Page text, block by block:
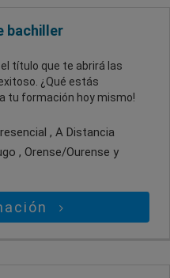
bachiller
título que te abrirá las
¿Qué estás
tu formación hoy mismo!
, A Distancia
, Orense/Ourense y